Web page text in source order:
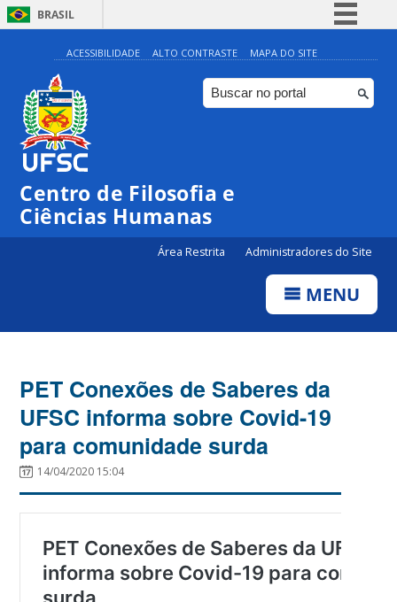
BRASIL
Simplifique!
Comunica BR
Participe
ACESSIBILIDADE ALTO CONTRASTE MAPA DO SITE
Centro de Filosofia e
Ciências Humanas
Área Restrita Administradores do Site
MENU
PET Conexões de Saberes da
UFSC informa sobre Covid-19
para comunidade surda
14/04/2020 15:04